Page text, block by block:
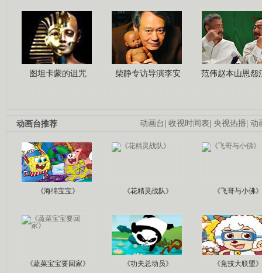
图坦卡蒙的诅咒 柴静专访导演李安 范伟赵本山恩怨
动画台 收视时间表 央视热播 动
动画台推荐
《海绵宝宝》 《花精灵战队》 《飞哥与小佛》
《蔬菜宝宝要回家》 《功夫总动员》 《竞技大联盟》